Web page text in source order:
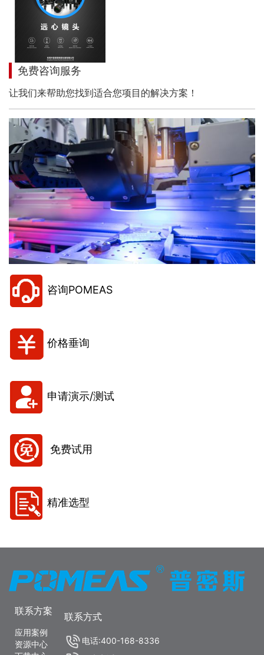
免费咨询服务
让我们来帮助您找到适合您项目的解决方案！
咨询POMEAS
价格垂询
申请演示/测试
免费试用
精准选型
联系方案
应用案例
资源中心
联系方式
电话:400-168-8336